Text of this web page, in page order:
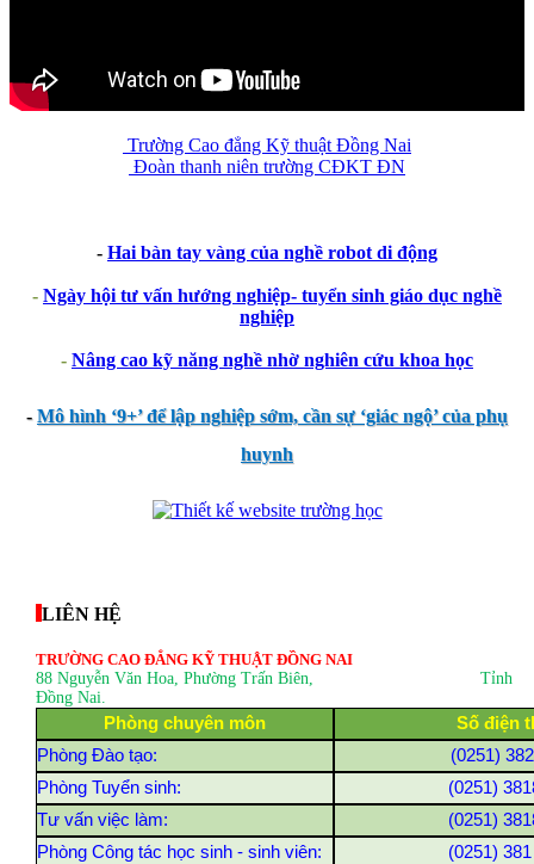
Trường Cao đẳng Kỹ thuật Đồng Nai
Đoàn thanh niên trường CĐKT ĐN
- Hai bàn tay vàng của nghề robot di động
- Ngày hội tư vấn hướng nghiệp- tuyển sinh giáo dục nghề
nghiệp
- Nâng cao kỹ năng nghề nhờ nghiên cứu khoa học
-Mô hình ‘9+’ để lập nghiệp sớm, cần sự ‘giác ngộ’ của phụ
huynh
LIÊN HỆ
TRƯỜNG CAO ĐẲNG KỸ THUẬT ĐỒNG NAI
88 Nguyễn Văn Hoa, Phường Trấn Biên, Tỉnh
Đồng Nai.
Phòng chuyên môn
Số điện
Phòng Đào tạo:
(0251)
Phòng Tuyển sinh:
(0251)
Tư vấn việc làm:
(0251)
Phòng Công tác học sinh - sinh viên:
(0251)